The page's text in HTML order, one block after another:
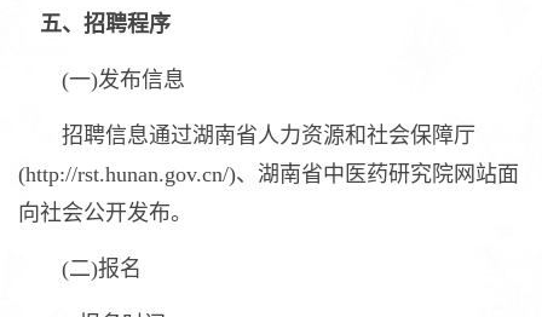
五、招聘程序
(一)发布信息
招聘信息通过湖南省人力资源和社会保障厅
(http://rst.hunan.gov.cn/)、湖南省中医药研究院网站面
向社会公开发布。
(二)报名